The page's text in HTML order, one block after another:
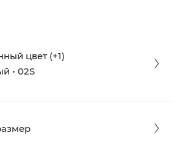
цвет (+1)
• 02S